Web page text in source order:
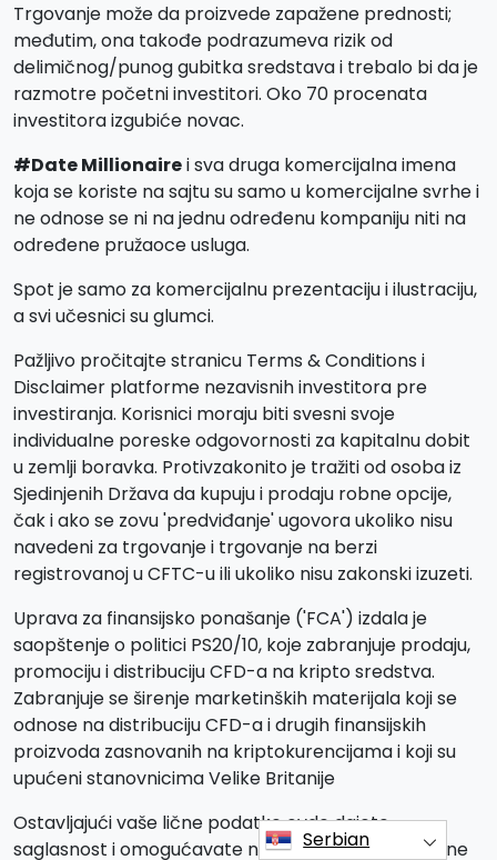
Trgovanje može da proizvede zapažene prednosti;
međutim, ona takođe podrazumeva rizik od
delimičnog/punog gubitka sredstava i trebalo bi da je
razmotre početni investitori. Oko 70 procenata
investitora izgubiće novac.
#Date Millionairei sva druga komercijalna imena
koja se koriste na sajtu su samo u komercijalne svrhe i
ne odnose se ni na jednu određenu kompaniju niti na
određene pružaoce usluga.
Spot je samo za komercijalnu prezentaciju i ilustraciju,
a svi učesnici su glumci.
Pažljivo pročitajte stranicu Terms & Conditions i
Disclaimer platforme nezavisnih investitora pre
investiranja. Korisnici moraju biti svesni svoje
individualne poreske odgovornosti za kapitalnu dobit
u zemlji boravka. Protivzakonito je tražiti od osoba iz
Sjedinjenih Država da kupuju i prodaju robne opcije,
čak i ako se zovu 'predviđanje' ugovora ukoliko nisu
navedeni za trgovanje i trgovanje na berzi
registrovanoj u CFTC-u ili ukoliko nisu zakonski izuzeti.
Uprava za finansijsko ponašanje ('FCA') izdala je
saopštenje o politici PS20/10, koje zabranjuje prodaju,
promociju i distribuciju CFD-a na kripto sredstva.
Zabranjuje se širenje marketinških materijala koji se
odnose na distribuciju CFD-a i drugih finansijskih
proizvoda zasnovanih na kriptokurencijama i koji su
upućeni stanovnicima Velike Britanije
Ostavljajući vaše lične podatke ovde dajete
saglasnost i omogućavate nam da delimo vaše lične
Serbian